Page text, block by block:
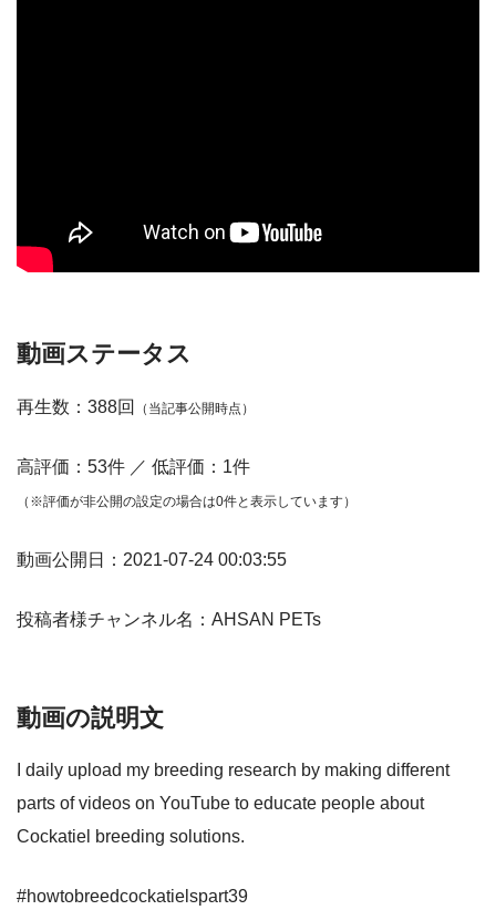
動画ステータス
再生数：388回 （当記事公開時点）
高評価：53件 ／ 低評価：1件
（※評価が非公開の設定の場合は0件と表示しています）
動画公開日：2021-07-24 00:03:55
投稿者様チャンネル名：AHSAN PETs
動画の説明文
I daily upload my breeding research by making different
parts of videos on YouTube to educate people about
Cockatiel breeding solutions.
#howtobreedcockatielspart39